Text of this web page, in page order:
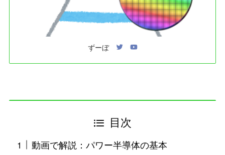
ずーぼ
目次
動画で解説：パワー半導体の基本